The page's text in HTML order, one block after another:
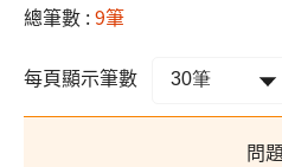
總筆數 :9筆
每頁顯示筆數
問題